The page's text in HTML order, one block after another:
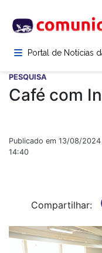
para
conteúdoPortal de Notícias
PESQUISA
Café com
Publicado em 13/08/
14:40
Compartilhar: